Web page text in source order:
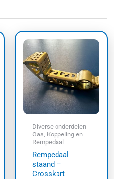
Diverse onderdelen
Gas, Koppeling en
Rempedaal
Rempedaal
staand –
Crosskart